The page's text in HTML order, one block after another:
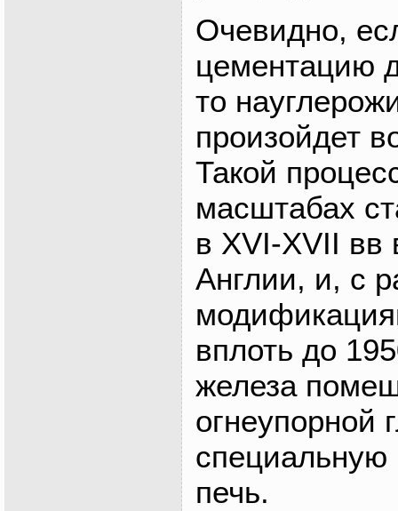
Очевидно,
цементацию
то
произойдет
Такой
масштабах
в XVI-XVII вв
Англии, и, с
вплоть до
железа
огнеупорной
печь.